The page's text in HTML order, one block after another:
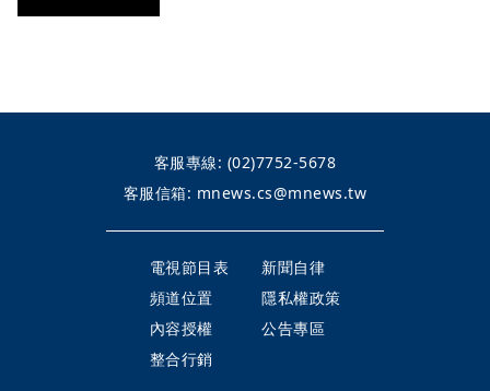
客服專線: (02)7752-5678
客服信箱: mnews.cs@mnews.tw
電視節目表
新聞自律
頻道位置
隱私權政策
內容授權
公告專區
整合行銷